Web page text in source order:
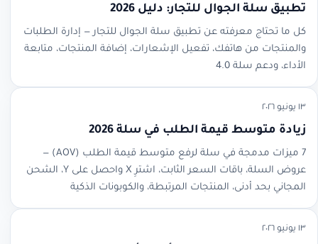
تطبيق سلة الجوال للتجار: دليل 2026
كل ما تحتاج معرفته عن تطبيق سلة الجوال للتجار — إدارة الطلبات
والمنتجات من هاتفك، تفعيل الإشعارات، إضافة المنتجات، متابعة
الأداء، ودعم سلة 4.0
١٣ يونيو ٢٠٢٦
زيادة متوسط قيمة الطلب في سلة 2026
7 ميزات مدمجة في سلة لرفع متوسط قيمة الطلب (AOV) —
عروض السلة، باقات السعر الثابت، اشترِ X واحصل على Y، الشحن
المجاني بحد أدنى، المنتجات المرتبطة، والكوبونات الذكية
١٣ يونيو ٢٠٢٦